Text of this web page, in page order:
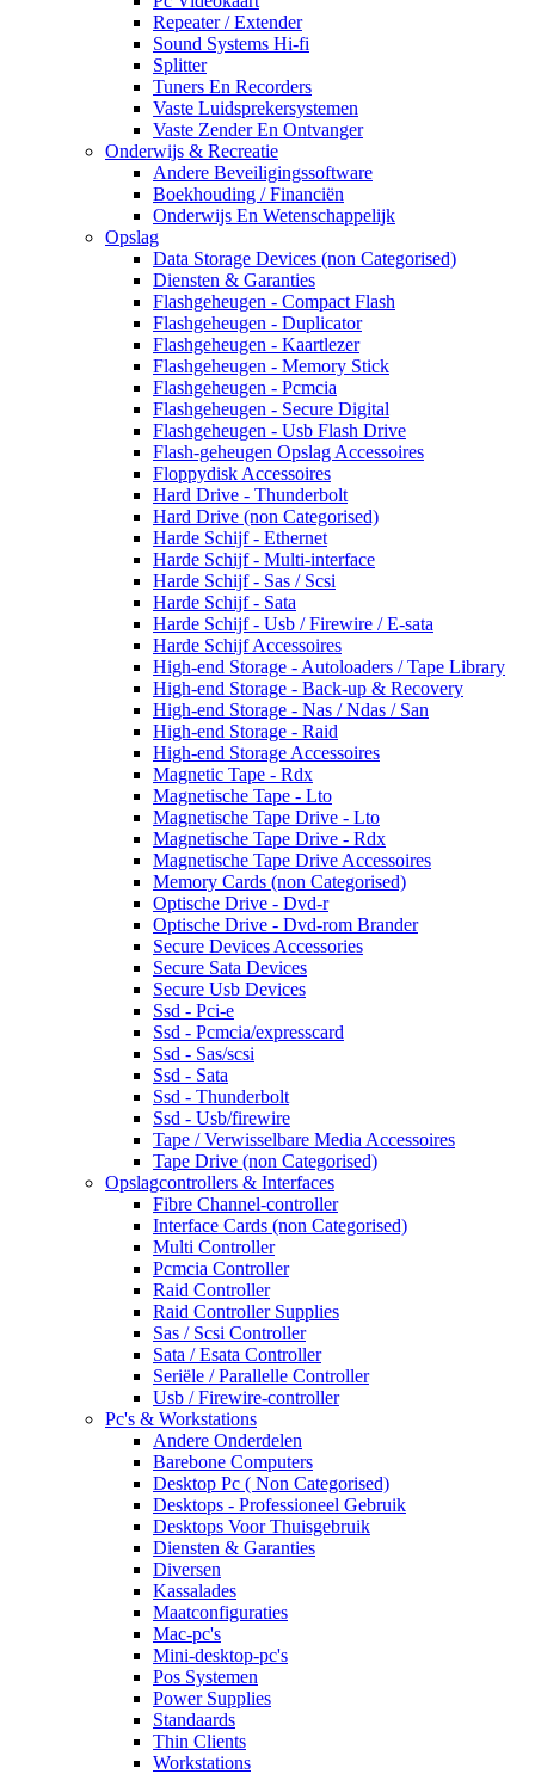
Repeater / Extender
Sound Systems Hi-fi
Splitter
Tuners En Recorders
Vaste Luidsprekersystemen
Vaste Zender En Ontvanger
Onderwijs & Recreatie
Andere Beveiligingssoftware
Boekhouding / Financiën
Onderwijs En Wetenschappelijk
Opslag
Data Storage Devices (non Categorised)
Diensten & Garanties
Flashgeheugen - Compact Flash
Flashgeheugen - Duplicator
Flashgeheugen - Kaartlezer
Flashgeheugen - Memory Stick
Flashgeheugen - Pcmcia
Flashgeheugen - Secure Digital
Flashgeheugen - Usb Flash Drive
Flash-geheugen Opslag Accessoires
Floppydisk Accessoires
Hard Drive - Thunderbolt
Hard Drive (non Categorised)
Harde Schijf - Ethernet
Harde Schijf - Multi-interface
Harde Schijf - Sas / Scsi
Harde Schijf - Sata
Harde Schijf - Usb / Firewire / E-sata
Harde Schijf Accessoires
High-end Storage - Autoloaders / Tape Library
High-end Storage - Back-up & Recovery
High-end Storage - Nas / Ndas / San
High-end Storage - Raid
High-end Storage Accessoires
Magnetic Tape - Rdx
Magnetische Tape - Lto
Magnetische Tape Drive - Lto
Magnetische Tape Drive - Rdx
Magnetische Tape Drive Accessoires
Memory Cards (non Categorised)
Optische Drive - Dvd-r
Optische Drive - Dvd-rom Brander
Secure Devices Accessories
Secure Sata Devices
Secure Usb Devices
Ssd - Pci-e
Ssd - Pcmcia/expresscard
Ssd - Sas/scsi
Ssd - Sata
Ssd - Thunderbolt
Ssd - Usb/firewire
Tape / Verwisselbare Media Accessoires
Tape Drive (non Categorised)
Opslagcontrollers & Interfaces
Fibre Channel-controller
Interface Cards (non Categorised)
Multi Controller
Pcmcia Controller
Raid Controller
Raid Controller Supplies
Sas / Scsi Controller
Sata / Esata Controller
Seriële / Parallelle Controller
Usb / Firewire-controller
Pc's & Workstations
Andere Onderdelen
Barebone Computers
Desktop Pc ( Non Categorised)
Desktops - Professioneel Gebruik
Desktops Voor Thuisgebruik
Diensten & Garanties
Diversen
Kassalades
Maatconfiguraties
Mac-pc's
Mini-desktop-pc's
Pos Systemen
Power Supplies
Standaards
Thin Clients
Workstations